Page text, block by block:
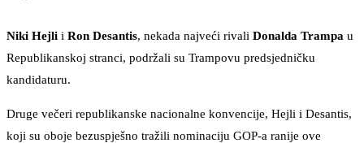
Niki Hejli i Ron Desantis, nekada najveći rivali Donalda Trampa u
Republikanskoj stranci, podržali su Trampovu predsjedničku
kandidaturu.
Druge večeri republikanske nacionalne konvencije, Hejli i Desantis,
koji su oboje bezuspješno tražili nominaciju GOP-a ranije ove